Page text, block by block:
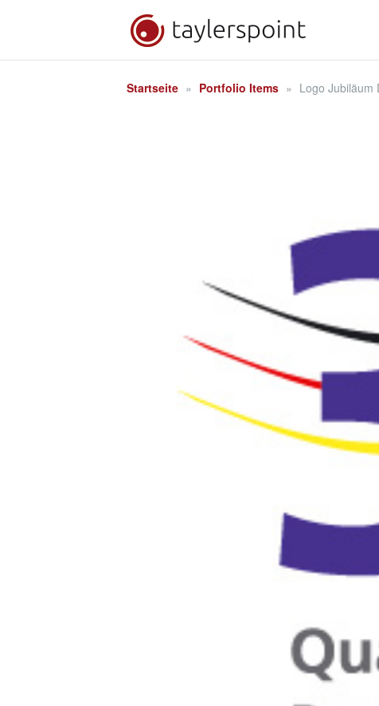
Startseite » Portfolio Items » Logo Jubiläum